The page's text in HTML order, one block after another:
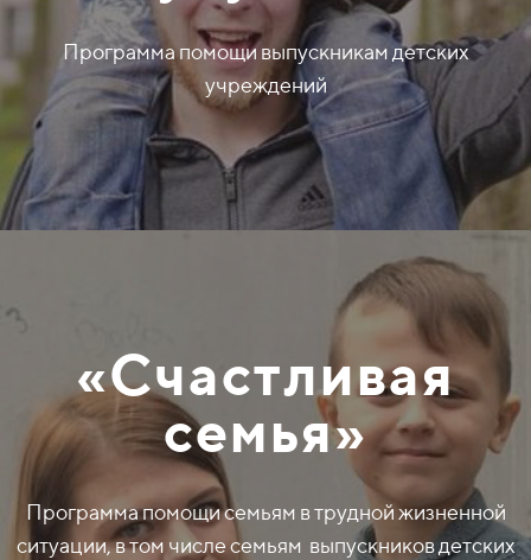
Программа помощи выпускникам детских
учреждений
«Счастливая
семья»
Программа помощи семьям в трудной жизненной
ситуации, в том числе семьям выпускников детских